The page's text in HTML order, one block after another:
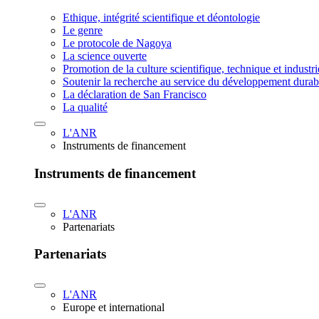
Ethique, intégrité scientifique et déontologie
Le genre
Le protocole de Nagoya
La science ouverte
Promotion de la culture scientifique, technique et
Soutenir la recherche au service du développement
La déclaration de San Francisco
La qualité
L'ANR
Instruments de financement
Instruments de financement
L'ANR
Partenariats
Partenariats
L'ANR
Europe et international